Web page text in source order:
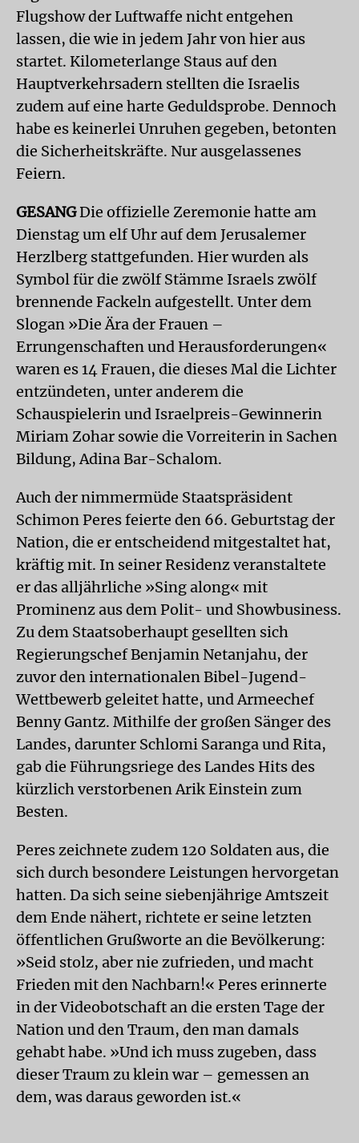
Flugshow der Luftwaffe nicht entgehen
lassen, die wie in jedem Jahr von hier aus
startet. Kilometerlange Staus auf den
Hauptverkehrsadern stellten die Israelis
zudem auf eine harte Geduldsprobe. Dennoch
habe es keinerlei Unruhen gegeben, betonten
die Sicherheitskräfte. Nur ausgelassenes
Feiern.
GESANGDie offizielle Zeremonie hatte am
Dienstag um elf Uhr auf dem Jerusalemer
Herzlberg stattgefunden. Hier wurden als
Symbol für die zwölf Stämme Israels zwölf
brennende Fackeln aufgestellt. Unter dem
Slogan »Die Ära der Frauen –
Errungenschaften und Herausforderungen«
waren es 14 Frauen, die dieses Mal die Lichter
entzündeten, unter anderem die
Schauspielerin und Israelpreis-Gewinnerin
Miriam Zohar sowie die Vorreiterin in Sachen
Bildung, Adina Bar-Schalom.
Auch der nimmermüde Staatspräsident
Schimon Peres feierte den 66. Geburtstag der
Nation, die er entscheidend mitgestaltet hat,
kräftig mit. In seiner Residenz veranstaltete
er das alljährliche »Sing along« mit
Prominenz aus dem Polit- und Showbusiness.
Zu dem Staatsoberhaupt gesellten sich
Regierungschef Benjamin Netanjahu, der
zuvor den internationalen Bibel-Jugend-
Wettbewerb geleitet hatte, und Armeechef
Benny Gantz. Mithilfe der großen Sänger des
Landes, darunter Schlomi Saranga und Rita,
gab die Führungsriege des Landes Hits des
kürzlich verstorbenen Arik Einstein zum
Besten.
Peres zeichnete zudem 120 Soldaten aus, die
sich durch besondere Leistungen hervorgetan
hatten. Da sich seine siebenjährige Amtszeit
dem Ende nähert, richtete er seine letzten
öffentlichen Grußworte an die Bevölkerung:
»Seid stolz, aber nie zufrieden, und macht
Frieden mit den Nachbarn!« Peres erinnerte
in der Videobotschaft an die ersten Tage der
Nation und den Traum, den man damals
gehabt habe. »Und ich muss zugeben, dass
dieser Traum zu klein war – gemessen an
dem, was daraus geworden ist.«